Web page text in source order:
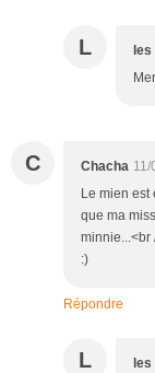
L les
C Chacha 11/
Le mien est
que ma
minnie...<br
:)
Répondre
L les